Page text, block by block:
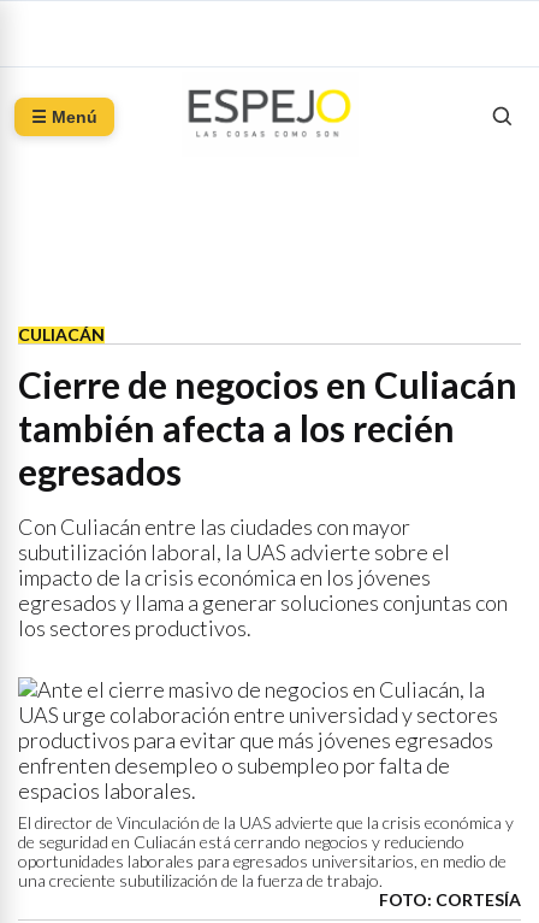
☰ Menú
CULIACÁN
Cierre de negocios en Culiacán
también afecta a los recién
egresados
Con Culiacán entre las ciudades con mayor
subutilización laboral, la UAS advierte sobre el
impacto de la crisis económica en los jóvenes
egresados y llama a generar soluciones conjuntas con
los sectores productivos.
El director de Vinculación de la UAS advierte que la crisis económica y
de seguridad en Culiacán está cerrando negocios y reduciendo
oportunidades laborales para egresados universitarios, en medio de
una creciente subutilización de la fuerza de trabajo.
FOTO: CORTESÍA